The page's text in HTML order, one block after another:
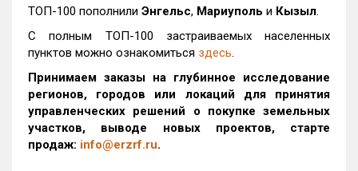
ТОП-100 пополнили Энгельс, Мариуполь и Кызыл.
С полным ТОП-100 застраиваемых населенных
пунктов можно ознакомиться здесь.
Принимаем заказы на глубинное исследование
регионов, городов или локаций для принятия
управленческих решений о покупке земельных
участков, выводе новых проектов, старте
продаж: info@erzrf.ru.